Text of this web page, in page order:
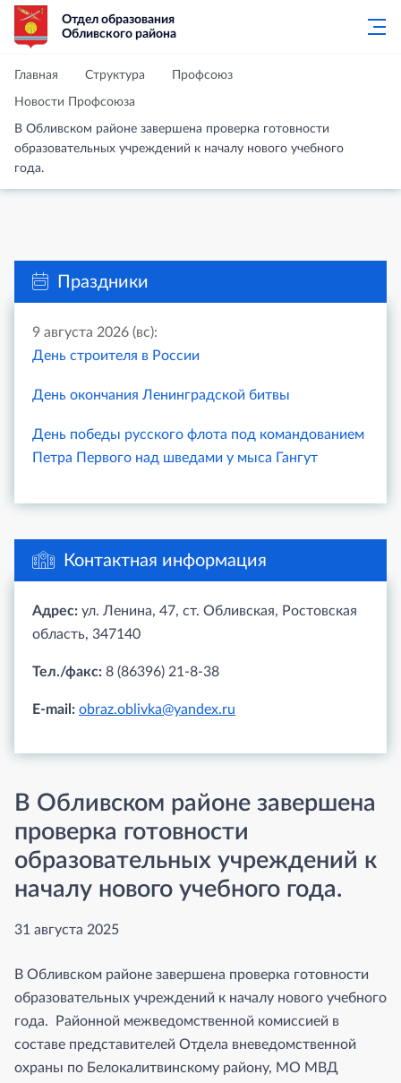
Отдел образования
Обливского района
Главная Структура Профсоюз
Новости Профсоюза
В Обливском районе завершена проверка готовности
образовательных учреждений к началу нового учебного
года.
Праздники
9 августа 2026 (вс):
День строителя в России
День окончания Ленинградской битвы
День победы русского флота под командованием
Петра Первого над шведами у мыса Гангут
Контактная информация
Адрес: ул. Ленина, 47, ст. Обливская, Ростовская
область, 347140
Тел./факс: 8 (86396) 21-8-38
E-mail: obraz.oblivka@yandex.ru
В Обливском районе завершена
проверка готовности
образовательных учреждений к
началу нового учебного года.
31 августа 2025
В Обливском районе завершена проверка готовности
образовательных учреждений к началу нового учебного
года. Районной межведомственной комиссией в
составе представителей Отдела вневедомственной
охраны по Белокалитвинскому району, МО МВД